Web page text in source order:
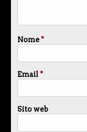
Nome*
Email*
Sito web